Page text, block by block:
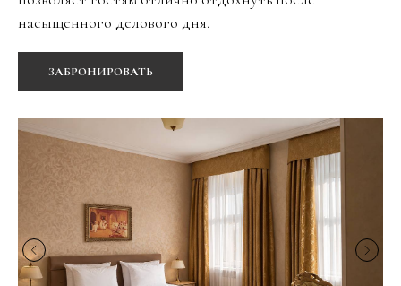
насыщенного делового дня.
ЗАБРОНИРОВАТЬ